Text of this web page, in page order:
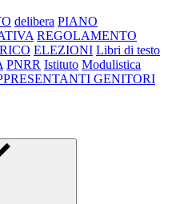
delibera PIANO
REGOLAMENTO
ELEZIONI Libri di testo
PNRR Istituto Modulistica
GENITORI